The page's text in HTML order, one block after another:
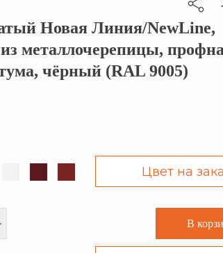
чтобы скопировать прямую ссылку
Новая Линия/NewLine,
металлочерепицы,
чёрный (RAL 9005)
Цвет на
В